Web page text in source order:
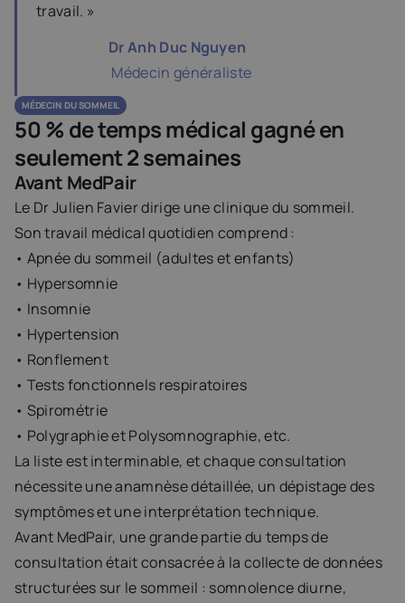
travail. »
Dr Anh Duc Nguyen
Médecin généraliste
MÉDECIN  DU SOMMEIL
50 % de temps médical gagné en
seulement 2 semaines
Avant MedPair
Le Dr Julien Favier dirige une clinique du sommeil.
Son travail médical quotidien comprend :
• Apnée du sommeil (adultes et enfants)
• Hypersomnie
• Insomnie
• Hypertension
• Ronflement
• Tests fonctionnels respiratoires
• Spirométrie
• Polygraphie et Polysomnographie, etc.
La liste est interminable, et chaque consultation
nécessite une anamnèse détaillée, un dépistage des
symptômes et une interprétation technique.
Avant MedPair, une grande partie du temps de
consultation était consacrée à la collecte de données
structurées sur le sommeil : somnolence diurne,